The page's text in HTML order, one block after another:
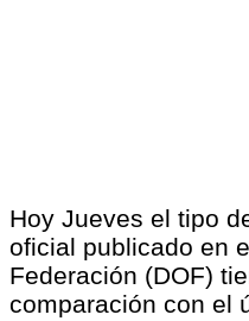
Hoy Jueves el tipo
oficial publicado en
Federación (DOF)
comparación con el